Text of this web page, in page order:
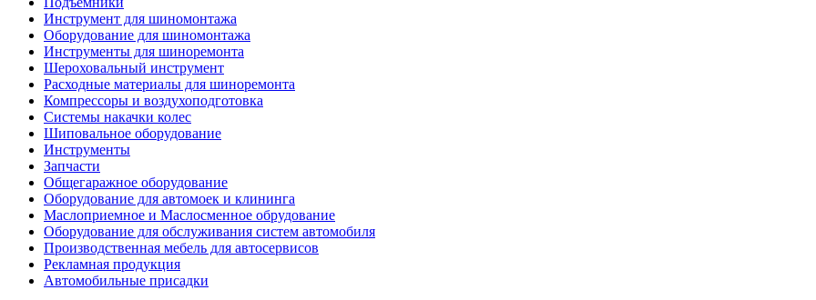
Инструмент для шиномонтажа
Оборудование для шиномонтажа
Инструменты для шиноремонта
Шероховальный инструмент
Расходные материалы для шиноремонта
Компрессоры и воздухоподготовка
Системы накачки колес
Шиповальное оборудование
Инструменты
Запчасти
Общегаражное оборудование
Оборудование для автомоек и клининга
Маслоприемное и Маслосменное обрудование
Оборудование для обслуживания систем автомобиля
Производственная мебель для автосервисов
Рекламная продукция
Автомобильные присадки